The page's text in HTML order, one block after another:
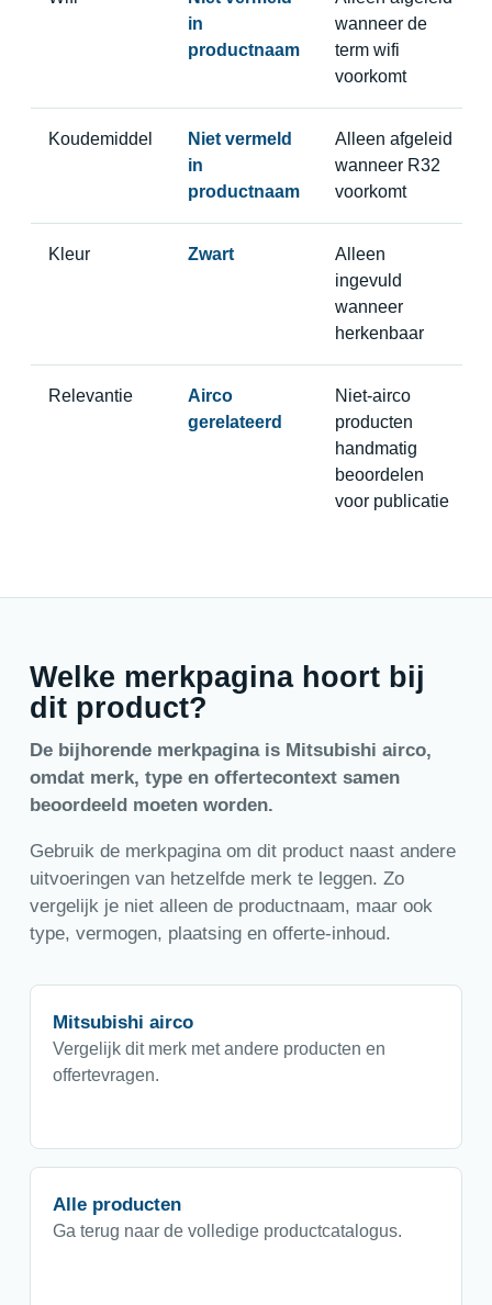
in
productnaam
wanneer de
term wifi
voorkomt
Koudemiddel
Niet vermeld
in
productnaam
Alleen afgeleid
wanneer R32
voorkomt
Kleur Zwart
Alleen
ingevuld
wanneer
herkenbaar
Relevantie
Airco
gerelateerd
Niet-airco
producten
handmatig
beoordelen
voor publicatie
Welke merkpagina hoort bij
dit product?
De bijhorende merkpagina is Mitsubishi airco,
omdat merk, type en offertecontext samen
beoordeeld moeten worden.
Gebruik de merkpagina om dit product naast andere
uitvoeringen van hetzelfde merk te leggen. Zo
vergelijk je niet alleen de productnaam, maar ook
type, vermogen, plaatsing en offerte-inhoud.
Mitsubishi airco
Vergelijk dit merk met andere producten en
offertevragen.
Alle producten
Ga terug naar de volledige productcatalogus.